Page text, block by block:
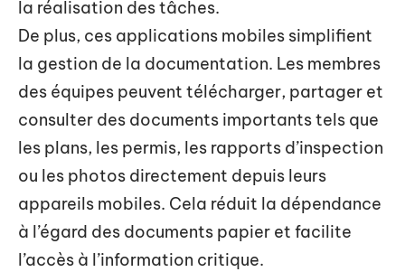
la réalisation des tâches.
De plus, ces applications mobiles simplifient
la gestion de la documentation. Les membres
des équipes peuvent télécharger, partager et
consulter des documents importants tels que
les plans, les permis, les rapports d’inspection
ou les photos directement depuis leurs
appareils mobiles. Cela réduit la dépendance
à l’égard des documents papier et facilite
l’accès à l’information critique.